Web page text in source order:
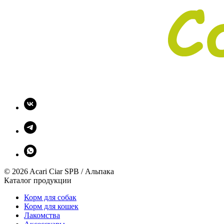
© 2026 Acari Ciar SPB / Альпака
Каталог продукции
Корм для собак
Корм для кошек
Лакомства